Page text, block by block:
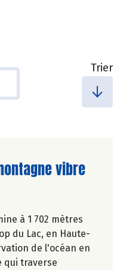
Trier
vibre
à 1 702 mètres
du Lac, en Haute-
de l'océan en
qui traverse